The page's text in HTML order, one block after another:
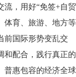
流，用好“免签+自贸
体育、旅游、地方等
前国际形势变乱交
和配合，践行真正的
普惠包容的经济全球